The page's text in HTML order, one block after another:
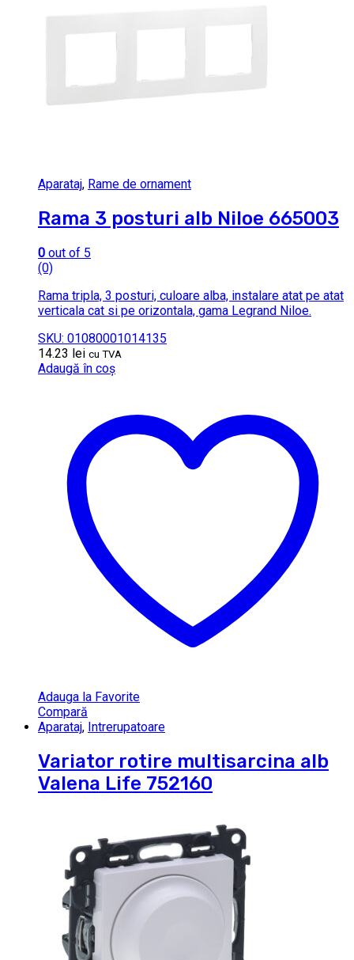
Aparataj, Rame de ornament
Rama 3 posturi alb Niloe 665003
0 out of 5
(0)
Rama tripla, 3 posturi, culoare alba, instalare atat pe atat
verticala cat si pe orizontala, gama Legrand Niloe.
SKU: 01080001014135
14.23 lei cu TVA
Adaugă în coș
Adauga la Favorite
Compară
Aparataj, Intrerupatoare
Variator rotire multisarcina alb
Valena Life 752160